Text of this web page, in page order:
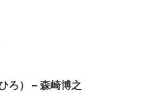
ろ） – 森崎博之